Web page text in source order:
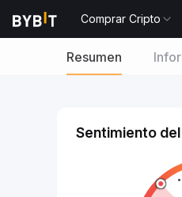
Comprar Cripto
Resumen
Sentimiento